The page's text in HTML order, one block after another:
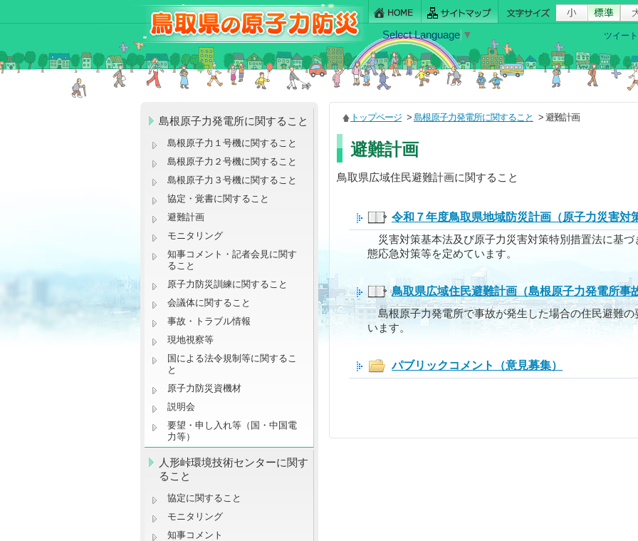
ツイート
Select Language ▼
島根原子力発電所に関すること
島根原子力１号機に関すること
島根原子力２号機に関すること
島根原子力３号機に関すること
協定・覚書に関すること
避難計画
モニタリング
知事コメント・記者会見に関す
ること
原子力防災訓練に関すること
会議体に関すること
事故・トラブル情報
現地視察等
国による法令規制等に関するこ
と
原子力防災資機材
説明会
要望・申し入れ等（国・中国電
力等）
人形峠環境技術センターに関す
ること
協定に関すること
モニタリング
知事コメント
トップページ > 島根原子力発電所に関すること > 避難計画
避難計画
鳥取県広域住民避難計画に関すること
令和７年度鳥取県地域防災計画（原子力災害対
災害対策基本法及び原子力災害対策特別措置法に基
態応急対策等を定めています。
鳥取県広域住民避難計画（島根原子力発電所事
島根原子力発電所で事故が発生した場合の住民避難の
います。
パブリックコメント（意見募集）